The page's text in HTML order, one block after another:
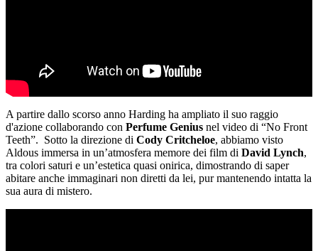
A partire dallo scorso anno Harding ha ampliato il suo raggio
d'azione collaborando con Perfume Genius nel video di “No Front
Teeth”. Sotto la direzione di Cody Critcheloe, abbiamo visto
Aldous immersa in un’atmosfera memore dei film di David Lynch,
tra colori saturi e un’estetica quasi onirica, dimostrando di saper
abitare anche immaginari non diretti da lei, pur mantenendo intatta la
sua aura di mistero.